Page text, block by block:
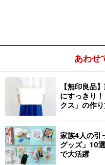
あわせ
【無印良品
にすっきり
クス」の作
家族4人の引
グッズ」10
で大活躍